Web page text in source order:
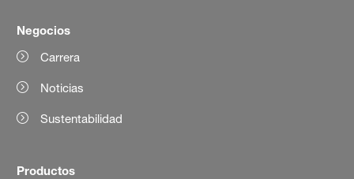
Negocios
Carrera
Noticias
Sustentabilidad
Productos